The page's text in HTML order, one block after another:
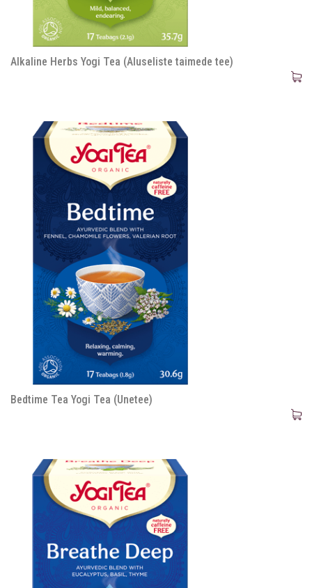
Alkaline Herbs Yogi Tea (Aluseliste taimede tee)
Bedtime Tea Yogi Tea (Unetee)